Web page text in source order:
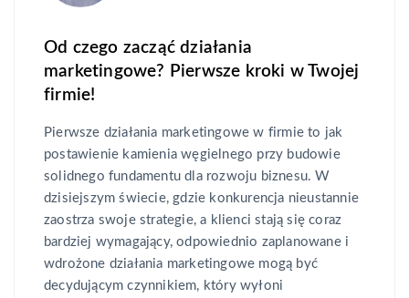
Od czego zacząć działania
marketingowe? Pierwsze kroki w Twojej
firmie!
Pierwsze działania marketingowe w firmie to jak
postawienie kamienia węgielnego przy budowie
solidnego fundamentu dla rozwoju biznesu. W
dzisiejszym świecie, gdzie konkurencja nieustannie
zaostrza swoje strategie, a klienci stają się coraz
bardziej wymagający, odpowiednio zaplanowane i
wdrożone działania marketingowe mogą być
decydującym czynnikiem, który wyłoni